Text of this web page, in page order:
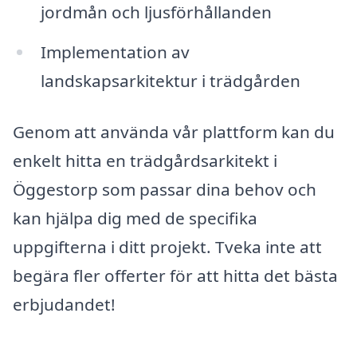
jordmån och ljusförhållanden
Implementation av
landskapsarkitektur i trädgården
Genom att använda vår plattform kan du
enkelt hitta en trädgårdsarkitekt i
Öggestorp som passar dina behov och
kan hjälpa dig med de specifika
uppgifterna i ditt projekt. Tveka inte att
begära fler offerter för att hitta det bästa
erbjudandet!